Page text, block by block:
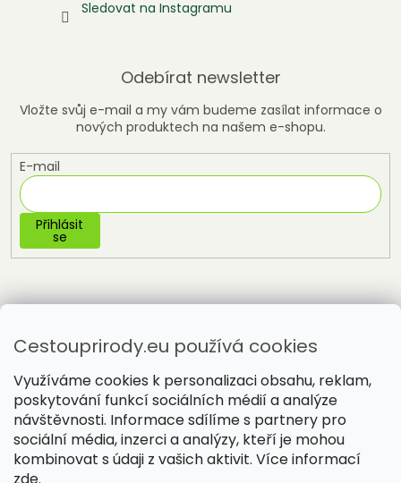
Cestouprirody.eu používá cookies
Využíváme cookies k personalizaci obsahu, reklam,
poskytování funkcí sociálních médií a analýze
návštěvnosti. Informace sdílíme s partnery pro
sociální média, inzerci a analýzy, kteří je mohou
kombinovat s údaji z vašich aktivit. Více informací
Sledovat na Instagramu
Odebírat newsletter
Vložte svůj e-mail a my vám budeme zasílat informace o
nových produktech na našem e-shopu.
E-mail
Přihlásit
se
Vytvořil Shoptet